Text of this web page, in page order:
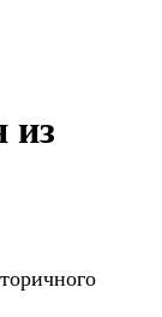
из